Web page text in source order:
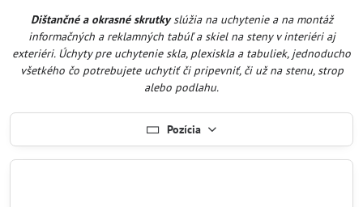
Dištančné a okrasné skrutkyslúžia na uchytenie a na montáž
informačných a reklamných tabúľ a skiel na steny v interiéri aj
exteriéri. Úchyty pre uchytenie skla, plexiskla a tabuliek, jednoducho
všetkého čo potrebujete uchytiť či pripevniť, či už na stenu, strop
alebo podlahu.
Pozícia